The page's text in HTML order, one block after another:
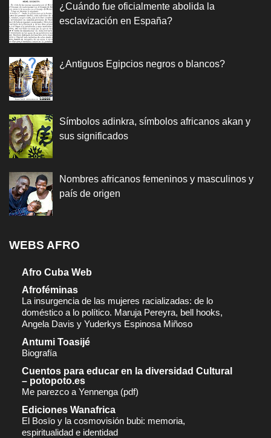
¿Cuándo fue oficialmente abolida la
esclavización en España?
¿Antiguos Egipcios negros o blancos?
Símbolos adinkra, símbolos africanos akan y
sus significados
Nombres africanos femeninos y masculinos y
país de origen
WEBS AFRO
Afro Cuba Web
Afroféminas
La insurgencia de las mujeres racializadas: de lo
doméstico a lo político. Maruja Pereyra, bell hooks,
Angela Davis y Yuderkys Espinosa Miñoso
Antumi Toasijé
Biografía
Cuentos para educar en la diversidad Cultural
– potopoto.es
Me parezco a Yennenga (pdf)
Ediciones Wanafrica
El Bosïo y la cosmovisión bubi: memoria,
espiritualidad e identidad